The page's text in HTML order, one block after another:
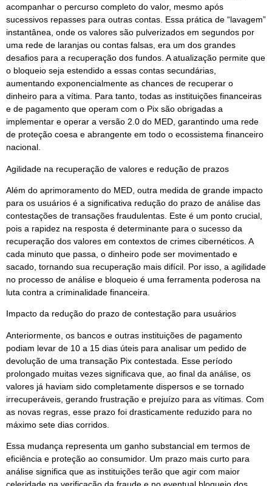
acompanhar o percurso completo do valor, mesmo após
sucessivos repasses para outras contas. Essa prática de “lavagem”
instantânea, onde os valores são pulverizados em segundos por
uma rede de laranjas ou contas falsas, era um dos grandes
desafios para a recuperação dos fundos. A atualização permite que
o bloqueio seja estendido a essas contas secundárias,
aumentando exponencialmente as chances de recuperar o
dinheiro para a vítima. Para tanto, todas as instituições financeiras
e de pagamento que operam com o Pix são obrigadas a
implementar e operar a versão 2.0 do MED, garantindo uma rede
de proteção coesa e abrangente em todo o ecossistema financeiro
nacional.
Agilidade na recuperação de valores e redução de prazos
Além do aprimoramento do MED, outra medida de grande impacto
para os usuários é a significativa redução do prazo de análise das
contestações de transações fraudulentas. Este é um ponto crucial,
pois a rapidez na resposta é determinante para o sucesso da
recuperação dos valores em contextos de crimes cibernéticos. A
cada minuto que passa, o dinheiro pode ser movimentado e
sacado, tornando sua recuperação mais difícil. Por isso, a agilidade
no processo de análise e bloqueio é uma ferramenta poderosa na
luta contra a criminalidade financeira.
Impacto da redução do prazo de contestação para usuários
Anteriormente, os bancos e outras instituições de pagamento
podiam levar de 10 a 15 dias úteis para analisar um pedido de
devolução de uma transação Pix contestada. Esse período
prolongado muitas vezes significava que, ao final da análise, os
valores já haviam sido completamente dispersos e se tornado
irrecuperáveis, gerando frustração e prejuízo para as vítimas. Com
as novas regras, esse prazo foi drasticamente reduzido para no
máximo sete dias corridos.
Essa mudança representa um ganho substancial em termos de
eficiência e proteção ao consumidor. Um prazo mais curto para
análise significa que as instituições terão que agir com maior